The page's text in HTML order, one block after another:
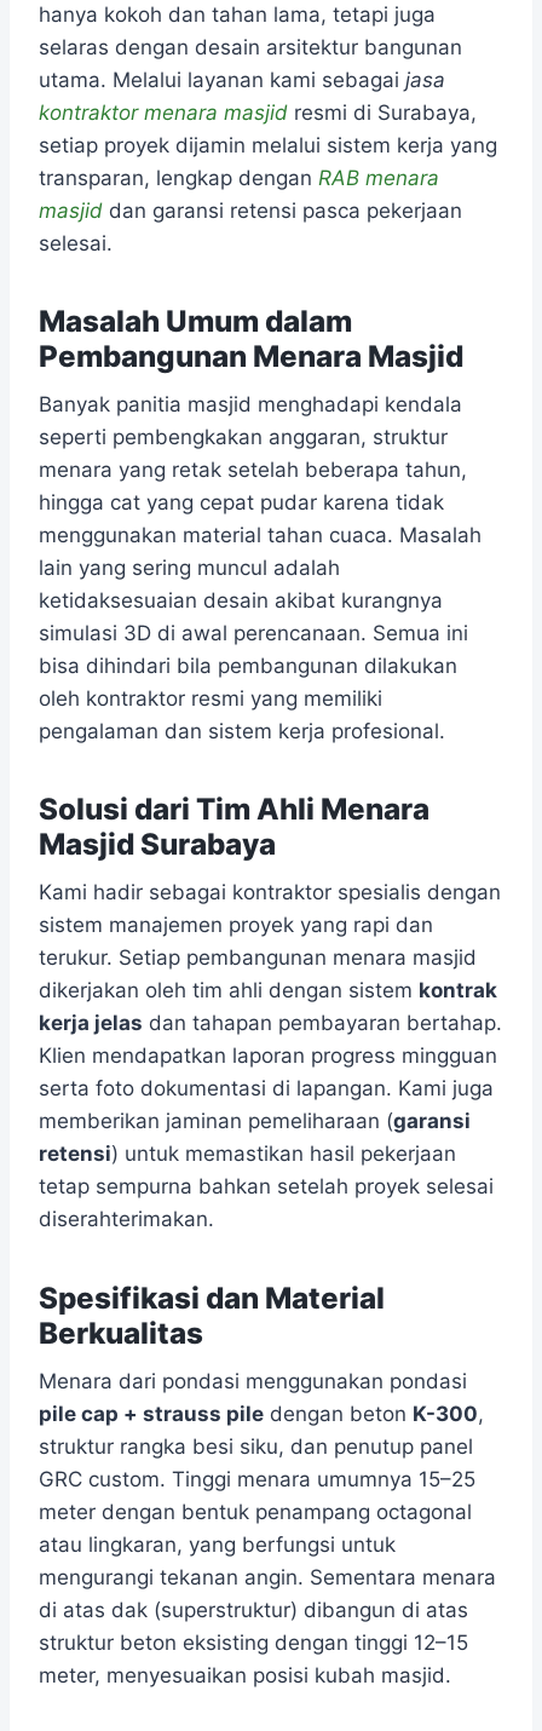
hanya kokoh dan tahan lama, tetapi juga
selaras dengan desain arsitektur bangunan
utama. Melalui layanan kami sebagai jasa
kontraktor menara masjid resmi di Surabaya,
setiap proyek dijamin melalui sistem kerja yang
transparan, lengkap dengan RAB menara
masjid dan garansi retensi pasca pekerjaan
selesai.
Masalah Umum dalam
Pembangunan Menara Masjid
Banyak panitia masjid menghadapi kendala
seperti pembengkakan anggaran, struktur
menara yang retak setelah beberapa tahun,
hingga cat yang cepat pudar karena tidak
menggunakan material tahan cuaca. Masalah
lain yang sering muncul adalah
ketidaksesuaian desain akibat kurangnya
simulasi 3D di awal perencanaan. Semua ini
bisa dihindari bila pembangunan dilakukan
oleh kontraktor resmi yang memiliki
pengalaman dan sistem kerja profesional.
Solusi dari Tim Ahli Menara
Masjid Surabaya
Kami hadir sebagai kontraktor spesialis dengan
sistem manajemen proyek yang rapi dan
terukur. Setiap pembangunan menara masjid
dikerjakan oleh tim ahli dengan sistem kontrak
kerja jelas dan tahapan pembayaran bertahap.
Klien mendapatkan laporan progress mingguan
serta foto dokumentasi di lapangan. Kami juga
memberikan jaminan pemeliharaan (garansi
retensi) untuk memastikan hasil pekerjaan
tetap sempurna bahkan setelah proyek selesai
diserahterimakan.
Spesifikasi dan Material
Berkualitas
Menara dari pondasi menggunakan pondasi
pile cap + strauss pile dengan beton K-300,
struktur rangka besi siku, dan penutup panel
GRC custom. Tinggi menara umumnya 15–25
meter dengan bentuk penampang octagonal
atau lingkaran, yang berfungsi untuk
mengurangi tekanan angin. Sementara menara
di atas dak (superstruktur) dibangun di atas
struktur beton eksisting dengan tinggi 12–15
meter, menyesuaikan posisi kubah masjid.